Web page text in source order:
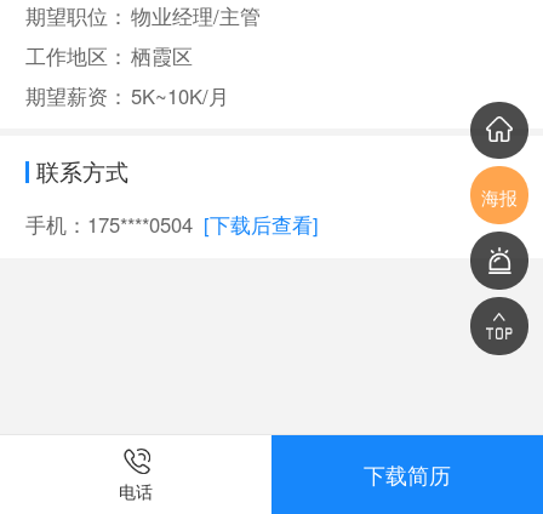
期望职位： 物业经理/主管
工作地区： 栖霞区
期望薪资： 5K~10K/月
联系方式
手机：175****0504 [下载后查看]
电话
下载简历
海报